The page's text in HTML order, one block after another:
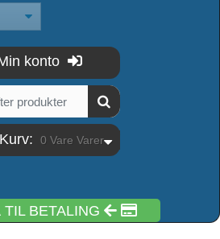
konto
Kurv: 0 Vare Varer
TIL BETALING